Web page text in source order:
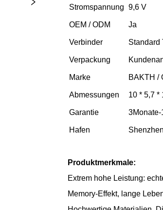
Stromspannung 9,6 V
OEM / ODM Ja
Verbinder Standard
Verpackung
Marke BAKTH /
Abmessungen 10 * 5,7 *
Garantie 3Monate-
Hafen
Produktmerkmale:
Extrem hohe Leistung:
Memory-Effekt, lange